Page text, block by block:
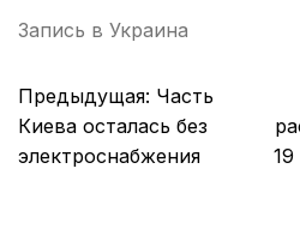
Запись в Украина
Навигация
по
Предыдущая: Часть
Киева осталась без
электроснабжения